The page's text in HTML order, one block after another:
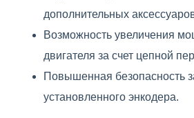
дополнительных
Возможность увеличения
двигателя за счет цепной
Повышенная безопасность
установленного энкодера.